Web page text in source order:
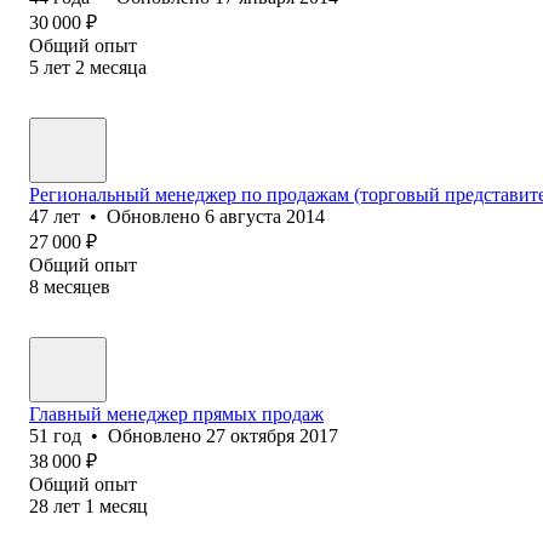
30 000 ₽
Общий опыт
5 лет 2 месяца
Региональный менеджер по продажам (торговый
47 лет • Обновлено 6 августа 2014
27 000 ₽
Общий опыт
8 месяцев
Главный менеджер прямых продаж
51 год • Обновлено 27 октября 2017
38 000 ₽
Общий опыт
28 лет 1 месяц